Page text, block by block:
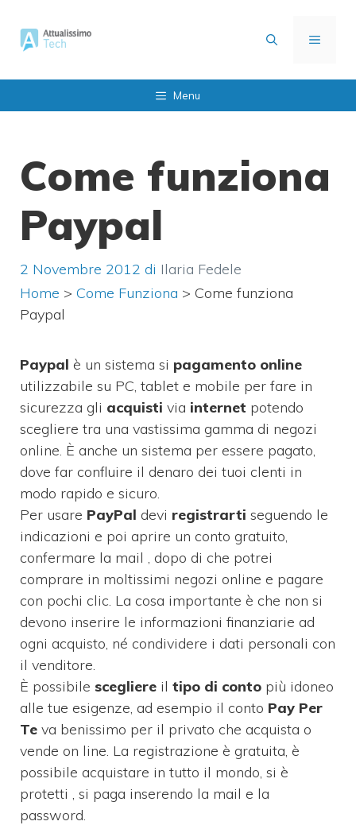
contenuto
MENU
Menu
Come funziona
Paypal
2 Novembre 2012 di Ilaria Fedele
Home > Come Funziona > Come funziona
Paypal
Paypal è un sistema si pagamento online
utilizzabile su PC, tablet e mobile per fare in
sicurezza gli acquisti via internet potendo
scegliere tra una vastissima gamma di negozi
online. È anche un sistema per essere pagato,
dove far confluire il denaro dei tuoi clenti in
modo rapido e sicuro.
Per usare PayPal devi registrarti seguendo le
indicazioni e poi aprire un conto gratuito,
confermare la mail , dopo di che potrei
comprare in moltissimi negozi online e pagare
con pochi clic. La cosa importante è che non si
devono inserire le informazioni finanziarie ad
ogni acquisto, né condividere i dati personali con
il venditore.
È possibile scegliere il tipo di conto più idoneo
alle tue esigenze, ad esempio il conto Pay Per
Te va benissimo per il privato che acquista o
vende on line. La registrazione è gratuita, è
possibile acquistare in tutto il mondo, si è
protetti , si paga inserendo la mail e la
password.